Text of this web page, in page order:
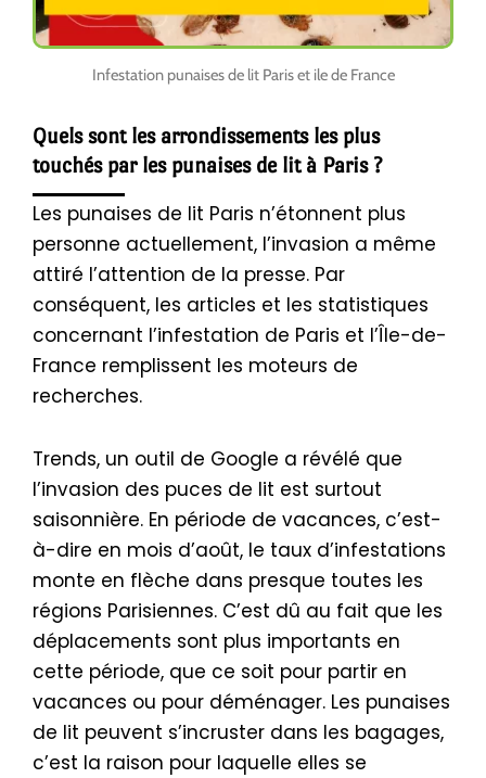
Infestation punaises de lit Paris et ile de France
Quels sont les arrondissements les plus
touchés par les punaises de lit à Paris ?
Les punaises de lit Paris n’étonnent plus
personne actuellement, l’invasion a même
attiré l’attention de la presse. Par
conséquent, les articles et les statistiques
concernant l’infestation de Paris et l’Île-de-
France remplissent les moteurs de
recherches.
Trends, un outil de Google a révélé que
l’invasion des puces de lit est surtout
saisonnière. En période de vacances, c’est-
à-dire en mois d’août, le taux d’infestations
monte en flèche dans presque toutes les
régions Parisiennes. C’est dû au fait que les
déplacements sont plus importants en
cette période, que ce soit pour partir en
vacances ou pour déménager. Les punaises
de lit peuvent s’incruster dans les bagages,
c’est la raison pour laquelle elles se